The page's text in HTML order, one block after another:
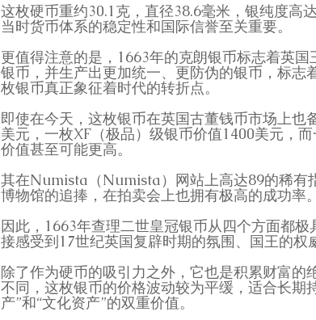
这枚硬币重约30.1克，直径38.6毫米，银纯度高
当时货币体系的稳定性和国际信誉至关重要。
更值得注意的是，1663年的克朗银币标志着英
银币，并生产出更加统一、更防伪的银币，标
枚银币真正象征着时代的转折点。
即使在今天，这枚银币在英国古董钱币市场上
美元，一枚XF（极品）级银币价值1400美元，
价值甚至可能更高。
其在Numista（Numista）网站上高达89的稀有
博物馆的追捧，在拍卖会上也拥有极高的成功率。
因此，1663年查理二世皇冠银币从四个方面都
接感受到17世纪英国复辟时期的氛围、国王的权
除了作为硬币的吸引力之外，它也是积累财富
不同，这枚银币的价格波动较为平缓，适合长期
产”和“文化资产”的双重价值。